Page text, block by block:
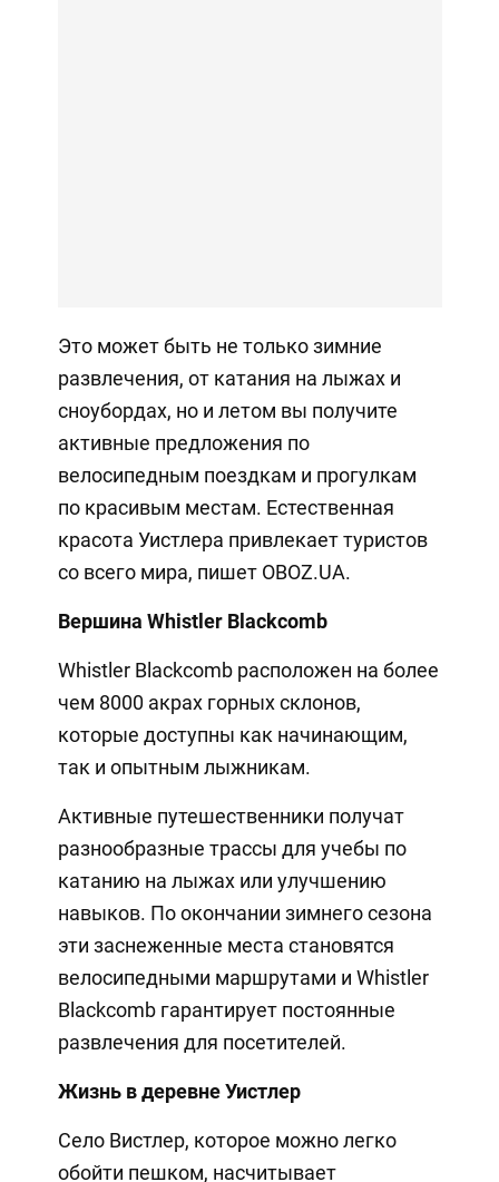
Это может быть не только зимние
развлечения, от катания на лыжах и
сноубордах, но и летом вы получите
активные предложения по
велосипедным поездкам и прогулкам
по красивым местам. Естественная
красота Уистлера привлекает туристов
со всего мира, пишет OBOZ.UA.
Вершина Whistler Blackcomb
Whistler Blackcomb расположен на более
чем 8000 акрах горных склонов,
которые доступны как начинающим,
так и опытным лыжникам.
Активные путешественники получат
разнообразные трассы для учебы по
катанию на лыжах или улучшению
навыков. По окончании зимнего сезона
эти заснеженные места становятся
велосипедными маршрутами и Whistler
Blackcomb гарантирует постоянные
развлечения для посетителей.
Жизнь в деревне Уистлер
Село Вистлер, которое можно легко
обойти пешком, насчитывает